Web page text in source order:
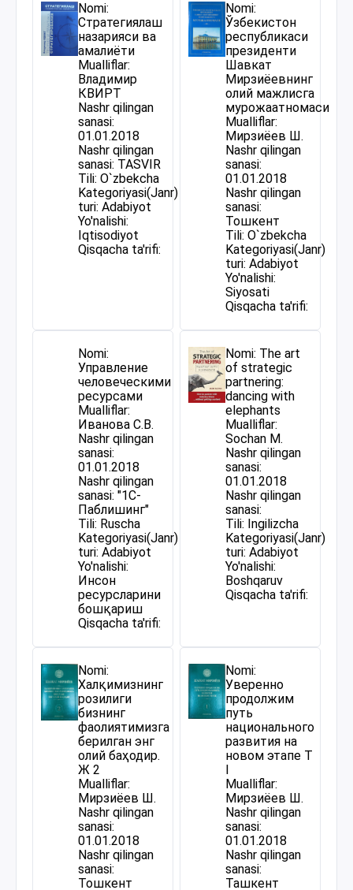
Nomi:
Стратегиялаш
назарияси ва
амалиёти
Mualliflar:
Владимир
КВИРТ
Nashr qilingan
sanasi:
01.01.2018
Nashr qilingan
sanasi: TASVIR
Tili: O`zbekcha
Kategoriyasi(Janr)
turi: Adabiyot
Yo'nalishi:
Iqtisodiyot
Qisqacha ta'rifi:
Nomi:
Ўзбекистон
республикаси
президенти
Шавкат
Мирзиёевнинг
олий мажлисга
мурожаатномаси
Mualliflar:
Мирзиёев Ш.
Nashr qilingan
sanasi:
01.01.2018
Nashr qilingan
sanasi:
Тошкент
Tili: O`zbekcha
Kategoriyasi(Janr)
turi: Adabiyot
Yo'nalishi:
Siyosati
Qisqacha ta'rifi:
Nomi:
Управление
человеческими
ресурсами
Mualliflar:
Иванова С.В.
Nashr qilingan
sanasi:
01.01.2018
Nashr qilingan
sanasi: "1С-
Паблишинг"
Tili: Ruscha
Kategoriyasi(Janr)
turi: Adabiyot
Yo'nalishi:
Инсон
ресурсларини
бошқариш
Qisqacha ta'rifi:
Nomi: The art
of strategic
partnering:
dancing with
elephants
Mualliflar:
Sochan M.
Nashr qilingan
sanasi:
01.01.2018
Nashr qilingan
sanasi:
Tili: Ingilizcha
Kategoriyasi(Janr)
turi: Adabiyot
Yo'nalishi:
Boshqaruv
Qisqacha ta'rifi:
Nomi:
Халқимизнинг
розилиги
бизнинг
фаолиятимизга
берилган энг
олий баҳодир.
Ж 2
Mualliflar:
Мирзиёев Ш.
Nashr qilingan
sanasi:
01.01.2018
Nashr qilingan
sanasi:
Тошкент
Nomi:
Уверенно
продолжим
путь
национального
развития на
новом этапе Т
Mualliflar:
Мирзиёев Ш.
Nashr qilingan
sanasi:
01.01.2018
Nashr qilingan
sanasi:
Ташкент